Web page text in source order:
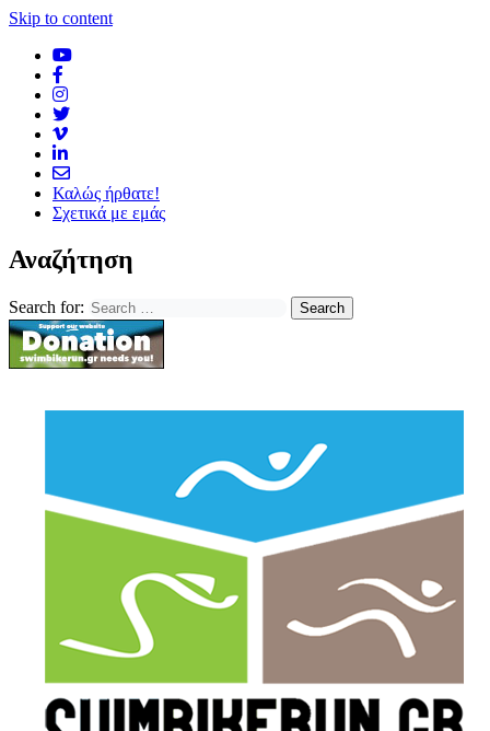
Skip to content
Καλώς ήρθατε!
Σχετικά με εμάς
Αναζήτηση
Search for: